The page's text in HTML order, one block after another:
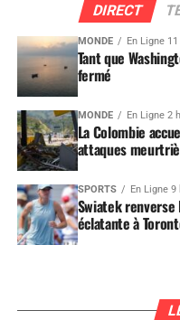
DIRECT
MONDE En Ligne
Tant que
fermé
MONDE En Ligne 2
La Colombie
attaques
SPORTS En Ligne 9
Swiatek renverse
éclatante à